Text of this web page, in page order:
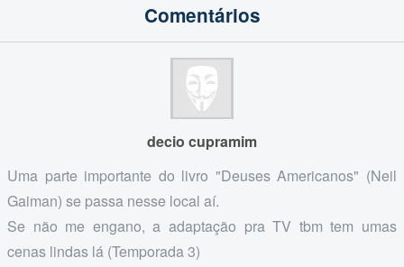
Comentários
decio cupramim
Uma parte importante do livro "Deuses Americanos" (Neil
Gaiman) se passa nesse local aí.
Se não me engano, a adaptação pra TV tbm tem umas
cenas lindas lá (Temporada 3)